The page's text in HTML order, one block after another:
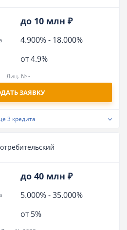
до 10 млн ₽
4.900%- 18.000%
от 4.9%
Лиц. № -
ЗАЯВКУ
3 кредита
до 40 млн ₽
5.000%-35.000%
от 5%